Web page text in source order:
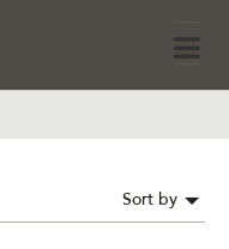
Sort by